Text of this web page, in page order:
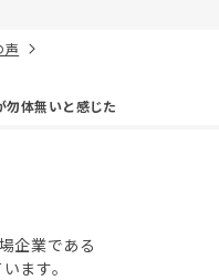
声
勿体無いと感じた
企業である
ます。